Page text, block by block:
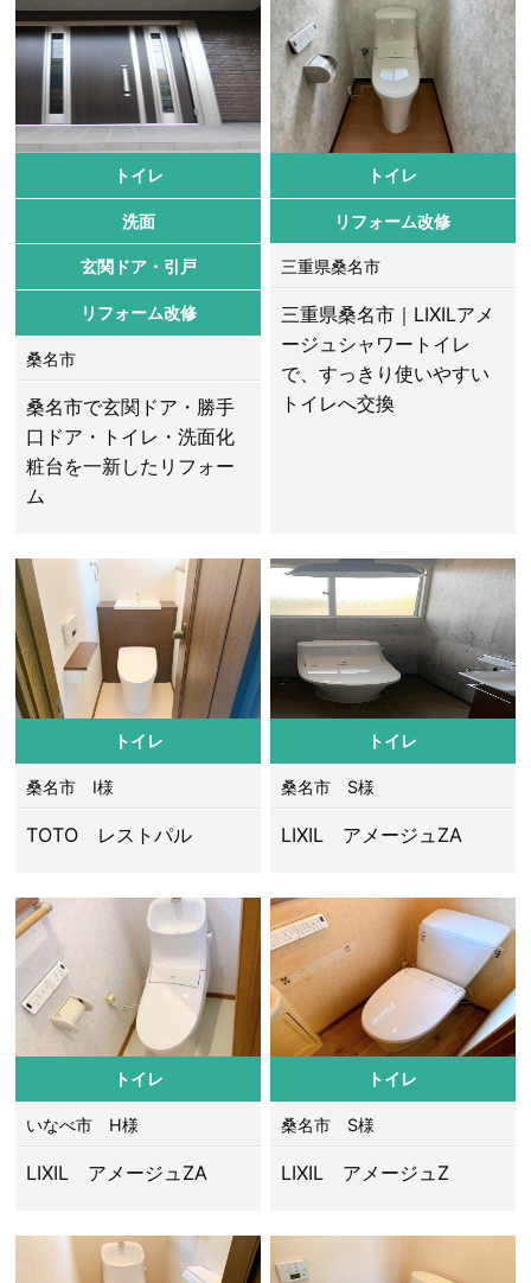
トイレ
洗面
玄関ドア・引戸
リフォーム改修
桑名市
桑名市で玄関ドア・勝手
口ドア・トイレ・洗面化
粧台を一新したリフォー
ム
トイレ
リフォーム改修
三重県桑名市
三重県桑名市｜LIXILアメ
ージュシャワートイレ
で、すっきり使いやすい
トイレへ交換
トイレ
桑名市 I様
TOTO レストパル
トイレ
桑名市 S様
LIXIL アメージュZA
トイレ
いなべ市 H様
LIXIL アメージュZA
トイレ
桑名市 S様
LIXIL アメージュZ